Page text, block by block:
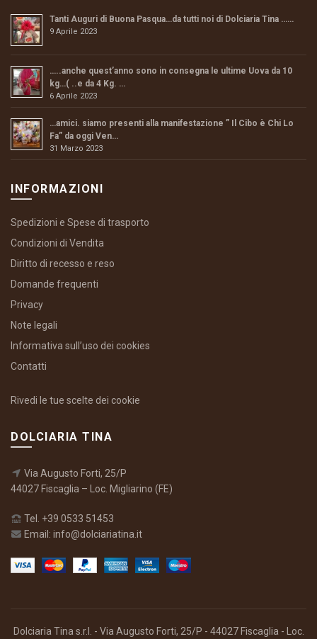
Tanti Auguri di Buona Pasqua…da tutti noi di Dolciaria Tina ……
9 Aprile 2023
…..anche quest’anno sono in consegna le ultime Uova da 10
kg…( ..e da 4 Kg. …
6 Aprile 2023
…amici. siamo presenti alla manifestazione ” Il Cibo è Chi Lo
Fa” da oggi Ven…
31 Marzo 2023
INFORMAZIONI
Spedizioni e Spese di trasporto
Condizioni di Vendita
Diritto di recesso e reso
Domande frequenti
Privacy
Note legali
Informativa sull’uso dei cookies
Contatti
Rivedi le tue scelte dei cookie
DOLCIARIA TINA
Via Augusto Forti, 25/P
44027 Fiscaglia – Loc. Migliarino (FE)
Tel. +39 0533 51453
Email: info@dolciariatina.it
Dolciaria Tina s.r.l. - Via Augusto Forti, 25/P - 44027 Fiscaglia - Loc.